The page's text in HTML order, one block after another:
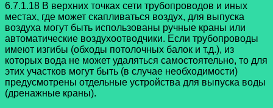
6.7.1.18 В верхних точках сети трубопроводов и иных
местах, где может скапливаться воздух, для выпуска
воздуха могут быть использованы ручные краны или
автоматические воздухоотводчики. Если трубопроводы
имеют изгибы (обходы потолочных балок и т.д.), из
которых вода не может удаляться самостоятельно, то для
этих участков могут быть (в случае необходимости)
предусмотрены отдельные устройства для выпуска воды
(дренажные краны).